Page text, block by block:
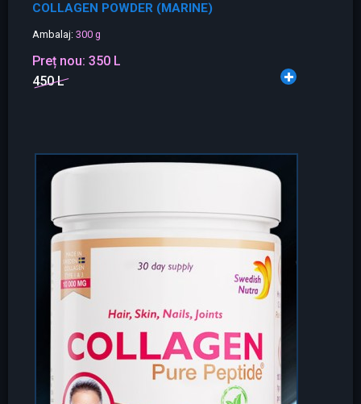
COLLAGEN POWDER (MARINE)
Ambalaj: 300 g
Preț nou: 350 L
450 L